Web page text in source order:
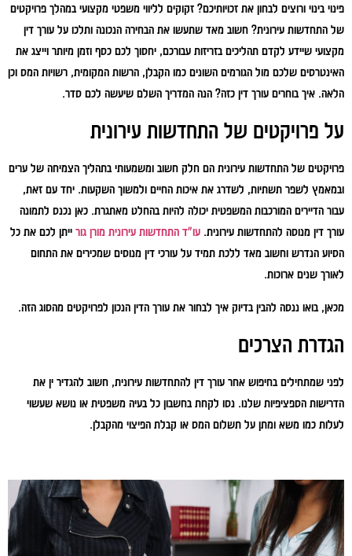
פינוי בינוי ורוצים לבחון את זכויותיכם? זקוקים לליווי משפטי מקצועי במהלך פרויקטים
של התחדשות עירונית? חשוב מאד שתעשו את הבחירה הנכונה ותלכו על עורך דין
מקצועי שיידע לקדם תהליכים בזריזות עבורכם, יחסוך לכם כסף וזמן מיותר וייצג את
האינטרסים שלכם מול הגורמים השונים כמו הקבלן, הרשות המקומית, רשויות המס וכן
הלאה. איך בוחרים עורך דין כזה? הנה המדריך השלם שיעשה לכם סדר.
על פרויקטים של התחדשות עירונית
פרויקטים של התחדשות עירונית הם חלק חשוב ומשמעותי בתהליך הצמיחה של ערים
ובמאמץ לשפר תשתיות, לשדרג את איכות החיים ולמשוך השקעות. יחד עם זאת,
עבור הדיירים המורכבות המשפטית יכולה להיות בהחלט מאתגרת. כאן נכנס לתמונה
עורך דין מנוסה להתחדשות עירונית. עו"ד התחדשות עירונית מורן גור ייתן לכם את כל
הסיוע הנדרש וחשוב מאד ללכת תמיד על עורכי דין מנוסים שמכירים את התחום
לאורך שנים ארוכות.
מכאן, בואו ננסה להבין בדיוק איך לבחור את עורך הדין הנכון לפרויקטים מהסוג הזה.
הגדרת הצרכים
לפני שמתחילים בחיפוש אחר עורך דין להתחדשות עירונית, חשוב להגדיר ין את
הדרישות הספציפיות שלנו. נסו לקחת בחשבון כל בעיה משפטית או נושא שעשוי
לעלות כמו משא ומתן על תשלום המס או קבלת הפיצוי מהקבלן.